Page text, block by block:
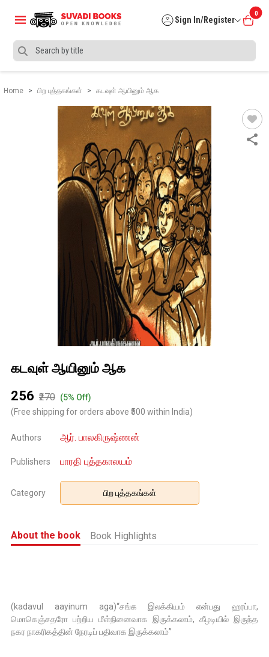
Sign In/Register
0
Home பிற புத்தகங்கள் கடவுள் ஆயினும் ஆக
கடவுள் ஆயினும் ஆக
₹256 ₹270 (5% Off)
(Free shipping for orders above ₹500 within India)
Authors ஆர். பாலகிருஷ்ணன்
Publishers பாரதி புத்தகாலயம்
Category பிற புத்தகங்கள்
About the book Book Highlights
(kadavul aayinum aga)“சங்க இலக்கியம் என்பது ஹரப்பா,
மொகெஞ்சதரோ பற்றிய மீள்நினைவாக இருக்கலாம், கீழடியில் இருந்த
நகர நாகரிகத்தின் நேரடிப் பதிவாக இருக்கலாம்”